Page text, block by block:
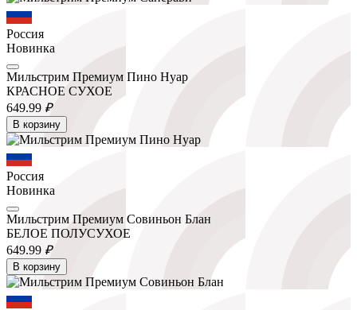
Россия
Новинка
Мильстрим Премиум Пино Нуар
КРАСНОЕ СУХОЕ
649.99 ₽
В корзину
Россия
Новинка
Мильстрим Премиум Совиньон Блан
БЕЛОЕ ПОЛУСУХОЕ
649.99 ₽
В корзину